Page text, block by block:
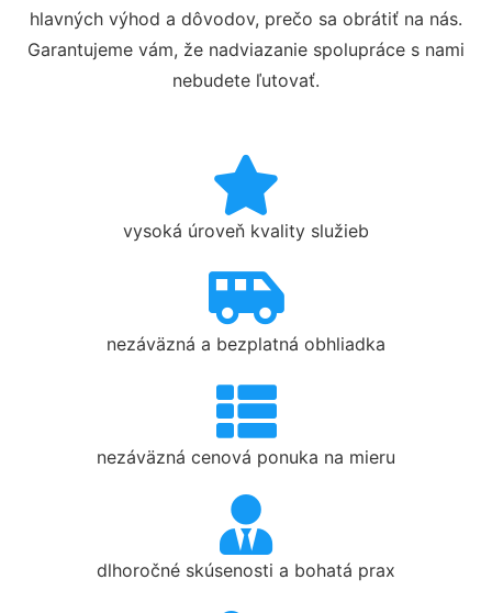
hlavných výhod a dôvodov, prečo sa obrátiť na nás.
Garantujeme vám, že nadviazanie spolupráce s nami
nebudete ľutovať.
vysoká úroveň kvality služieb
nezáväzná a bezplatná obhliadka
nezáväzná cenová ponuka na mieru
dlhoročné skúsenosti a bohatá prax